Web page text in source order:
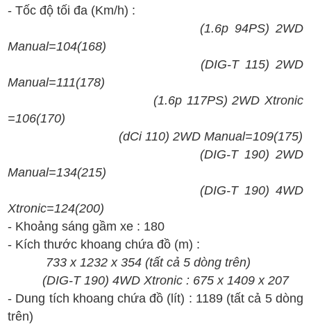
- Tốcđộ tốiđa (Km/h) :
(1.6p94PS) 2WD
Manual=104(168)
(DIG-T115) 2WD
Manual=111(178)
(1.6p 117PS)2WD Xtronic
=106(170)
(dCi 110)2WDManual=109(175)
(DIG-T190) 2WD
Manual=134(215)
(DIG-T190) 4WD
Xtronic=124(200)
- Khoảng sáng gầm xe : 180
- Kích thước khoang chứađồ (m) :
733 x 1232 x 354 (tất cả 5 dòng trên)
(DIG-T190)4WD Xtronic : 675 x 1409 x 207
- Dung tích khoang chứa đồ (lít) : 1189 (tất cả 5 dòng
trên)